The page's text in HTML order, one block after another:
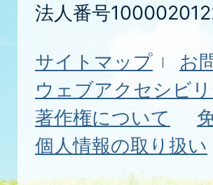
法人番号
サイトマップ
お
ウェブアクセシビ
著作権について
個人情報の取り扱い